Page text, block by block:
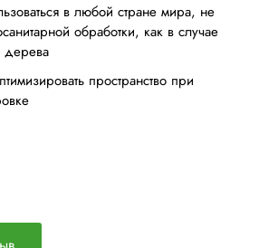
в любой стране мира, не
обработки, как в случае
дерева
пространство при